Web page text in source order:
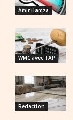
Amir Hamza
WMC avec TAP
Redaction